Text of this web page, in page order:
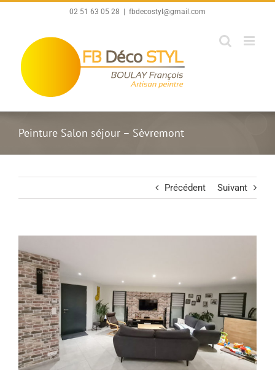
02 51 63 05 28 fbdecostyl@gmail.com
Peinture Salon séjour – Sèvremont
Précédent Suivant
Larger
Image